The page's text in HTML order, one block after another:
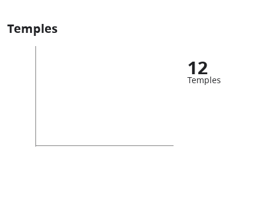
Temples
12
Temples